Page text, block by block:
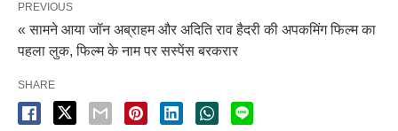
PREVIOUS
« सामने आया जॉन अब्राहम और अदिति राव हैदरी की अपकमिंग फिल्म का
पहला लुक, फिल्म के नाम पर सस्पेंस बरकरार
SHARE